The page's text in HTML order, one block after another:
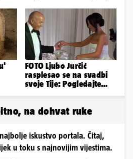
Perišić'
FOTO Ljubo Jurčić
rasplesao se na svadbi
svoje Tije: Pogledajte
na dohvat ruke
iskustvo portala. Čitaj,
u toku s najnovijim vijestima.